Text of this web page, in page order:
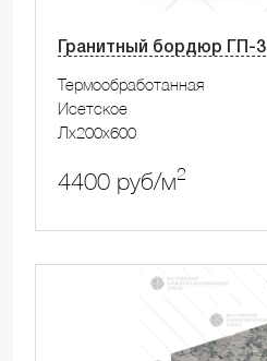
Гранитный бордюр ГП-3
Термообработанная
Исетское
Лx200x600
4400 руб/м2